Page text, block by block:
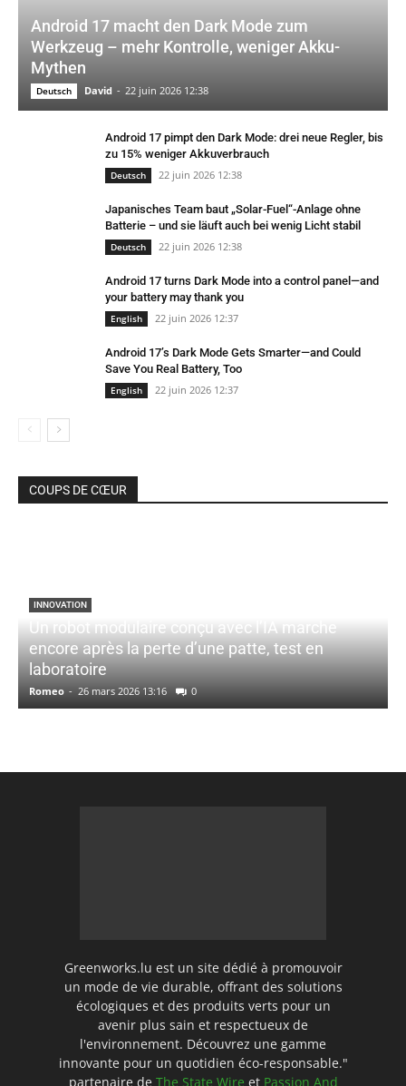
Android 17 macht den Dark Mode zum
Werkzeug – mehr Kontrolle, weniger Akku-
Mythen
Deutsch David - 22 juin 2026 12:38
Android 17 pimpt den Dark Mode: drei neue Regler, bis
zu 15% weniger Akkuverbrauch
Deutsch 22 juin 2026 12:38
Japanisches Team baut „Solar-Fuel“-Anlage ohne
Batterie – und sie läuft auch bei wenig Licht stabil
Deutsch 22 juin 2026 12:38
Android 17 turns Dark Mode into a control panel—and
your battery may thank you
English 22 juin 2026 12:37
Android 17’s Dark Mode Gets Smarter—and Could
Save You Real Battery, Too
English 22 juin 2026 12:37
COUPS DE CŒUR
INNOVATION
Un robot modulaire conçu avec l’IA marche
encore après la perte d’une patte, test en
laboratoire
Romeo - 26 mars 2026 13:16 0
Greenworks.lu est un site dédié à promouvoir
un mode de vie durable, offrant des solutions
écologiques et des produits verts pour un
avenir plus sain et respectueux de
l'environnement. Découvrez une gamme
innovante pour un quotidien éco-responsable."
partenaire de The State Wire et Passion And